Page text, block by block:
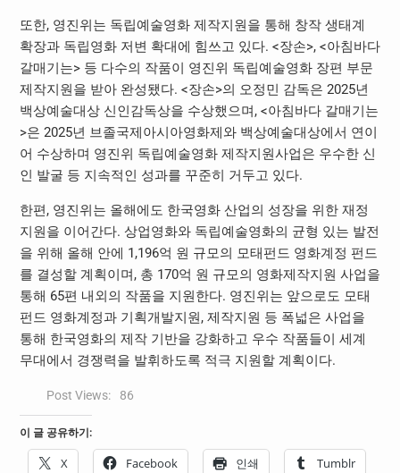
또한, 영진위는 독립예술영화 제작지원을 통해 창작 생태계
확장과 독립영화 저변 확대에 힘쓰고 있다. <장손>, <아침바다
갈매기는> 등 다수의 작품이 영진위 독립예술영화 장편 부문
제작지원을 받아 완성됐다. <장손>의 오정민 감독은 2025년
백상예술대상 신인감독상을 수상했으며, <아침바다 갈매기는
>은 2025년 브졸국제아시아영화제와 백상예술대상에서 연이
어 수상하며 영진위 독립예술영화 제작지원사업은 우수한 신
인 발굴 등 지속적인 성과를 꾸준히 거두고 있다.​
한편, 영진위는 올해에도 한국영화 산업의 성장을 위한 재정
지원을 이어간다. 상업영화와 독립예술영화의 균형 있는 발전
을 위해 올해 안에 1,196억 원 규모의 모태펀드 영화계정 펀드
를 결성할 계획이며, 총 170억 원 규모의 영화제작지원 사업을
통해 65편 내외의 작품을 지원한다. 영진위는 앞으로도 모태
펀드 영화계정과 기획개발지원, 제작지원 등 폭넓은 사업을
통해 한국영화의 제작 기반을 강화하고 우수 작품들이 세계
무대에서 경쟁력을 발휘하도록 적극 지원할 계획이다.
Post Views: 86
이 글 공유하기:
X Facebook 인쇄 Tumblr